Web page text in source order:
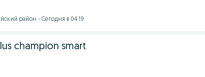
район - Сегодня в 04:19
champion smart